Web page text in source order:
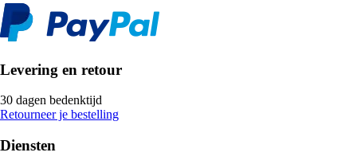
Levering en retour
30 dagen bedenktijd
Retourneer je bestelling
Diensten